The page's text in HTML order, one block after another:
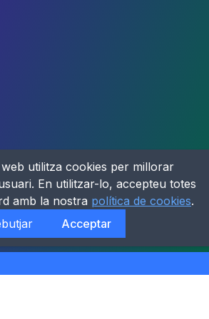
utilitza cookies per millorar
En utilitzar-lo, accepteu totes
amb la nostra política de cookies.
Acceptar